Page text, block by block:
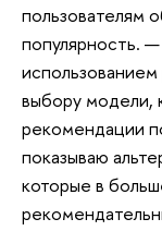
пользователям
популярность. —
выбору модели,
рекомендации
показываю
которые в